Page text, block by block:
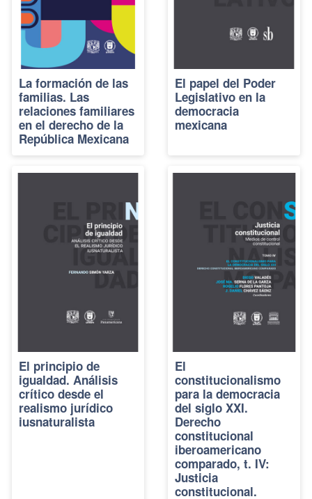
La formación de las
familias. Las
relaciones familiares
en el derecho de la
República Mexicana
El papel del Poder
Legislativo en la
democracia
mexicana
El principio de
igualdad. Análisis
crítico desde el
realismo jurídico
iusnaturalista
El
constitucionalismo
para la democracia
del siglo XXI.
Derecho
constitucional
iberoamericano
comparado, t. IV:
Justicia
constitucional.